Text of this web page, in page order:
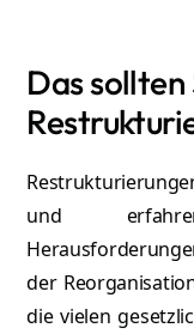
Das sollten
und
der
die vielen